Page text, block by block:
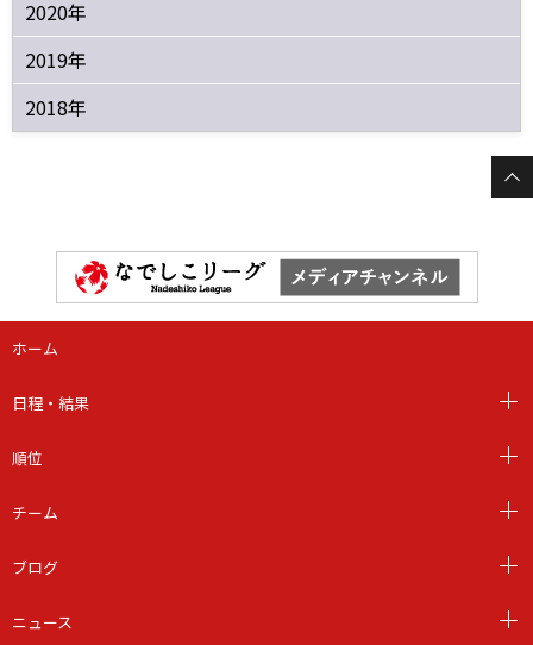
2020年
2019年
2018年
ホーム
日程・結果
順位
チーム
ブログ
ニュース